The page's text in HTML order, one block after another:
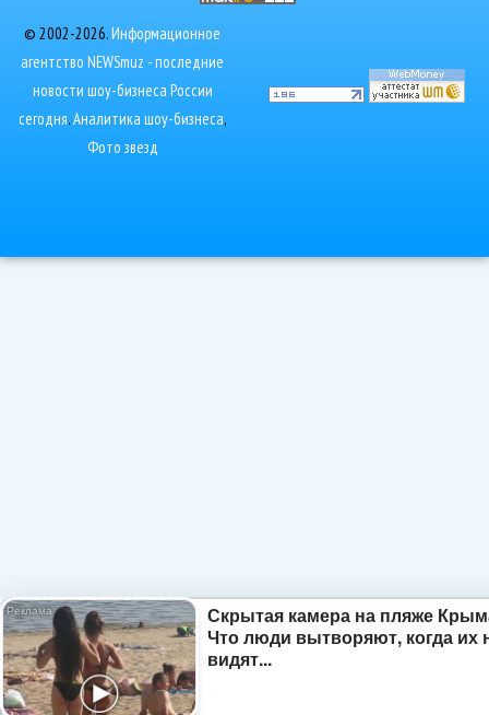
© 2002-2026.Информационное
агентство NEWSmuz - последние
новости шоу-бизнеса России
сегодня.Аналитика шоу-бизнеса,
Фото звезд
Скрытая камера на пляже
Что люди вытворяют, когда их
видят...